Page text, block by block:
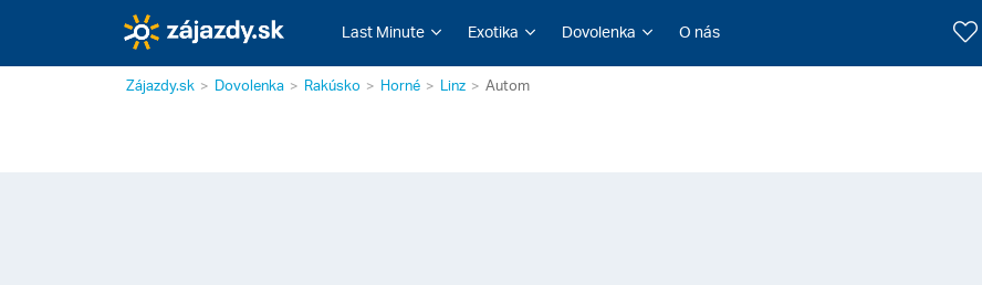
Last Minute Exotika Dovolenka O nás
Zájazdy.sk Dovolenka Rakúsko Horné Linz Autom